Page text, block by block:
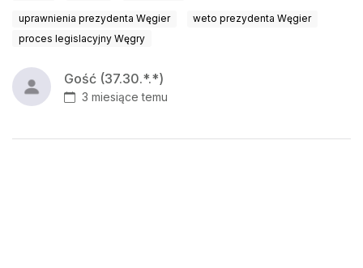
uprawnienia prezydenta Węgier
weto prezydenta Węgier
proces legislacyjny Węgry
Gość (37.30.*.*)
3 miesiące temu